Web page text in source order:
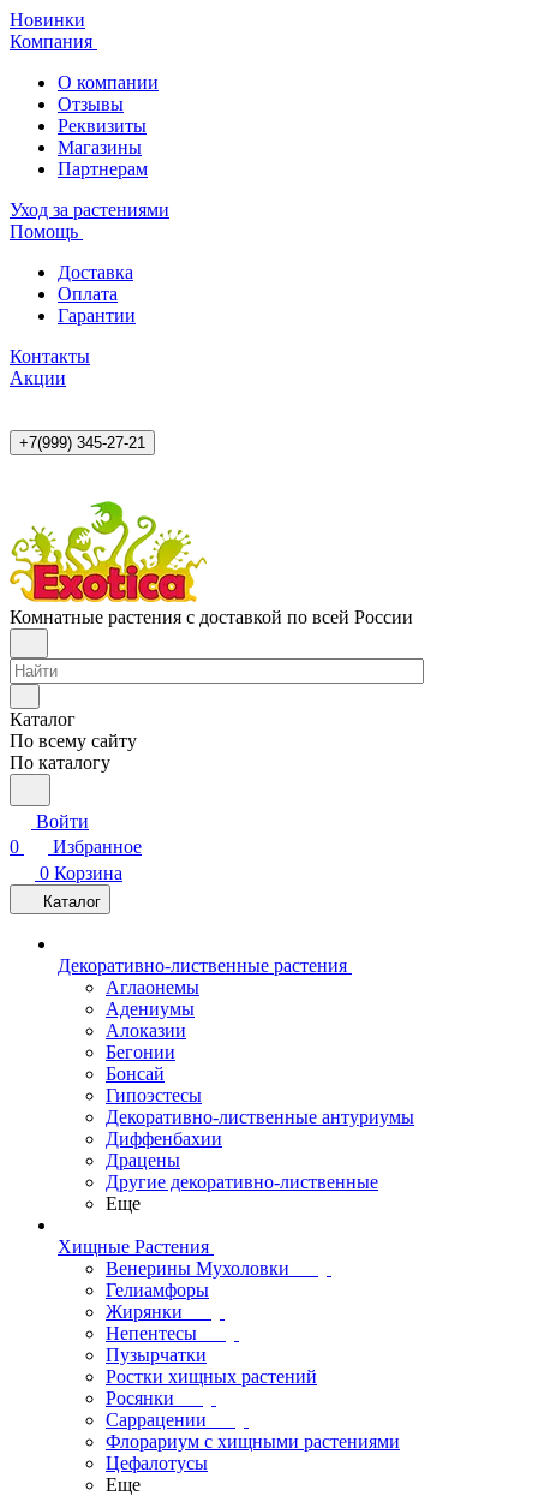
Новинки
Компания
О компании
Отзывы
Реквизиты
Магазины
Партнерам
Уход за растениями
Помощь
Доставка
Оплата
Гарантии
Контакты
Акции
+7(999) 345-27-21
Комнатные растения с доставкой по всей России
Каталог
По всему сайту
По каталогу
Войти
0
Избранное
0 Корзина
Каталог
Декоративно-лиственные растения
Аглаонемы
Адениумы
Алоказии
Бегонии
Бонсай
Гипоэстесы
Декоративно-лиственные антуриумы
Диффенбахии
Драцены
Другие декоративно-лиственные
Еще
Хищные Растения
Венерины Мухоловки
Гелиамфоры
Жирянки
Непентесы
Пузырчатки
Ростки хищных растений
Росянки
Саррацении
Флорариум с хищными растениями
Цефалотусы
Еще